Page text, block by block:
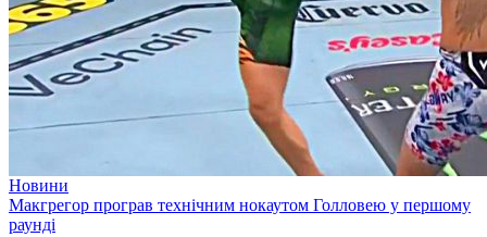
Новини
Макгрегор програв технічним нокаутом Голловею у першому
раунді